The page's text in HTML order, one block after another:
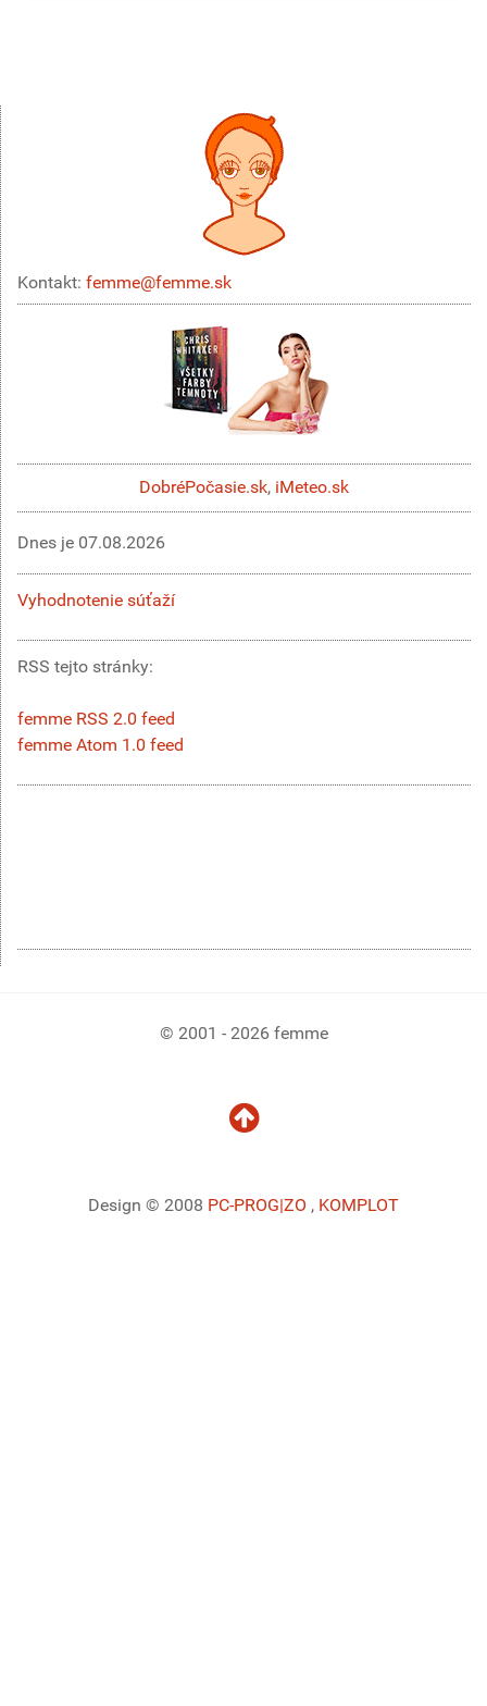
Kontakt: femme@femme.sk
DobréPočasie.sk, iMeteo.sk
Dnes je 07.08.2026
Vyhodnotenie súťaží
RSS tejto stránky:
femme RSS 2.0 feed
femme Atom 1.0 feed
© 2001 - 2026 femme
Design © 2008 PC-PROG|ZO , KOMPLOT